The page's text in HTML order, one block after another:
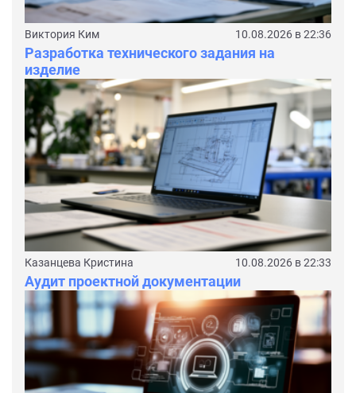
Виктория Ким 10.08.2026 в 22:36
Разработка технического задания на
изделие
Казанцева Кристина 10.08.2026 в 22:33
Аудит проектной документации